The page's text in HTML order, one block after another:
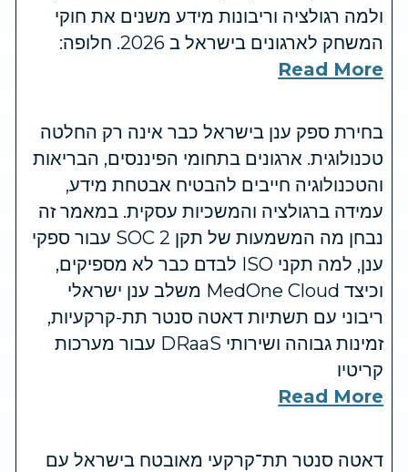
ולמה רגולציה וריבונות מידע משנים את חוקי
המשחק לארגונים בישראל ב 2026. חלופה:
Read More
בחירת ספק ענן בישראל כבר אינה רק החלטה
טכנולוגית. ארגונים בתחומי הפיננסים, הבריאות
והטכנולוגיה חייבים להבטיח אבטחת מידע,
עמידה ברגולציה והמשכיות עסקית. במאמר זה
נבחן מה המשמעות של תקן SOC 2 עבור ספקי
ענן, למה תקני ISO לבדם כבר לא מספיקים,
וכיצד MedOne Cloud משלב ענן ישראלי
ריבוני עם תשתיות דאטה סנטר תת-קרקעיות,
זמינות גבוהה ושירותי DRaaS עבור מערכות
קריטיו
Read More
דאטה סנטר תת־קרקעי מאובטח בישראל עם